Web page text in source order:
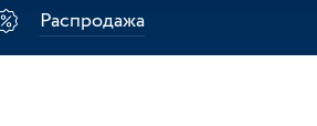
Распродажа